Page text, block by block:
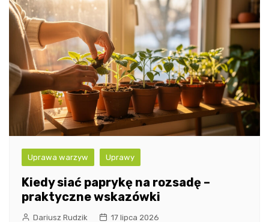
Uprawa warzyw Uprawy
Kiedy siać paprykę na rozsadę –
praktyczne wskazówki
Dariusz Rudzik 17 lipca 2026